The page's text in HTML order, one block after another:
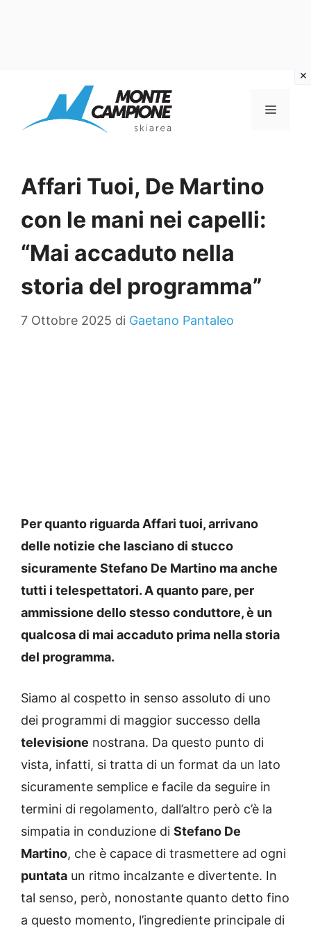
contenuto
MENU
Affari Tuoi, De Martino
con le mani nei capelli:
“Mai accaduto nella
storia del programma”
7 Ottobre 2025 di Gaetano Pantaleo
Per quanto riguarda Affari tuoi, arrivano
delle notizie che lasciano di stucco
sicuramente Stefano De Martino ma anche
tutti i telespettatori. A quanto pare, per
ammissione dello stesso conduttore, è un
qualcosa di mai accaduto prima nella storia
del programma.
Siamo al cospetto in senso assoluto di uno
dei programmi di maggior successo della
televisione nostrana. Da questo punto di
vista, infatti, si tratta di un format da un lato
sicuramente semplice e facile da seguire in
termini di regolamento, dall’altro però c’è la
simpatia in conduzione di Stefano De
Martino, che è capace di trasmettere ad ogni
puntata un ritmo incalzante e divertente. In
tal senso, però, nonostante quanto detto fino
a questo momento, l’ingrediente principale di